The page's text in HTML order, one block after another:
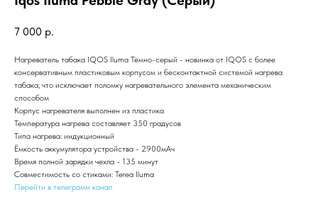
7 000 р.
Нагреватель табака IQOS Iluma Тёмно-серый - новинка от IQOS с более
консервативным пластиковым корпусом и бесконтактной системой нагрева
табака, что исключает поломку нагревательного элемента механическим
способом
Корпус нагревателя выполнен из пластика
Температура нагрева составляет 350 градусов
Типа нагрева: индукционный
Ёмкость аккумулятора устройства - 2900мАч
Время полной зарядки чехла - 135 минут
Совместимость со стиками: Terea Iluma
Перейти в телеграмм канал